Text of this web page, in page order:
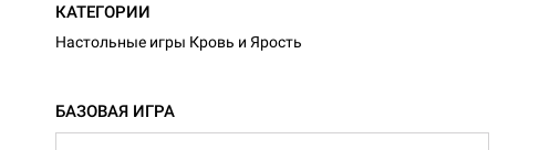
КАТЕГОРИИ
Настольные игры Кровь и Ярость
БАЗОВАЯ ИГРА